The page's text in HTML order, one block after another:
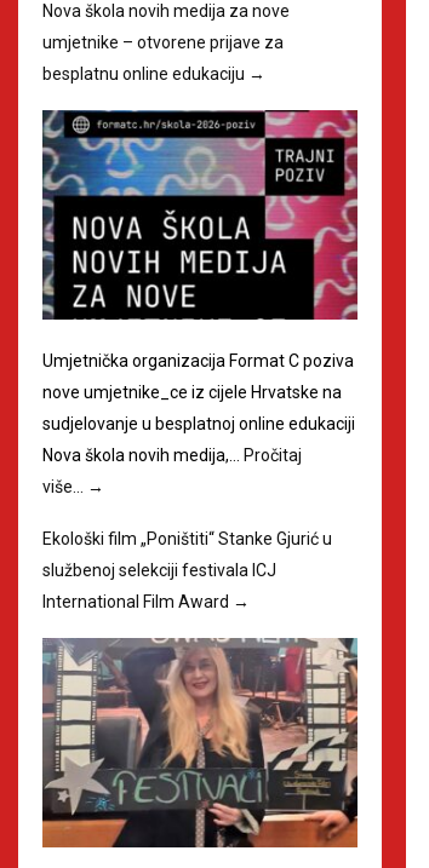
Nova škola novih medija za nove
umjetnike – otvorene prijave za
besplatnu online edukaciju →
Umjetnička organizacija Format C poziva
nove umjetnike_ce iz cijele Hrvatske na
sudjelovanje u besplatnoj online edukaciji
Nova škola novih medija,…
Pročitaj
više…
→
Ekološki film „Poništiti“ Stanke Gjurić u
službenoj selekciji festivala ICJ
International Film Award →